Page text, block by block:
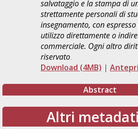
salvataggio e la stampa di
strettamente personali di
insegnamento, con
utilizzo direttamente o
commerciale. Ogni altro
riservato.
Download (4MB) |
Abstract
Altri metadati